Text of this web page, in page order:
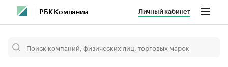
РБК Компании Личный кабинет